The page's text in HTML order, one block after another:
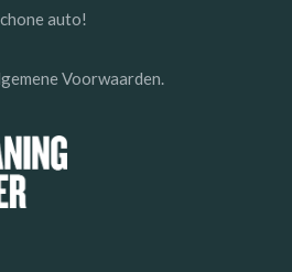
auto!
Voorwaarden.